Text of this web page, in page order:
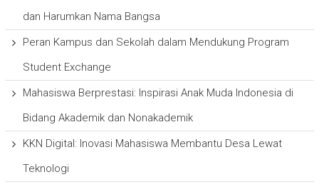
dan Harumkan Nama Bangsa
Peran Kampus dan Sekolah dalam Mendukung Program
Student Exchange
Mahasiswa Berprestasi: Inspirasi Anak Muda Indonesia di
Bidang Akademik dan Nonakademik
KKN Digital: Inovasi Mahasiswa Membantu Desa Lewat
Teknologi